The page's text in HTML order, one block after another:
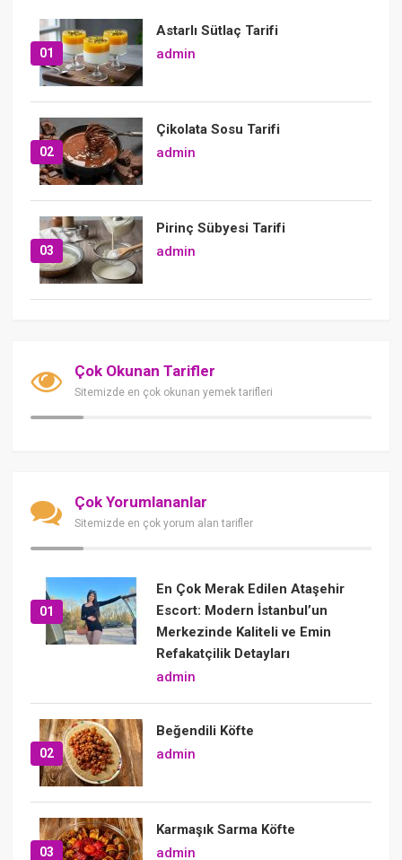
01
Astarlı Sütlaç Tarifi
admin
02
Çikolata Sosu Tarifi
admin
03
Pirinç Sübyesi Tarifi
admin
Çok Okunan Tarifler
Sitemizde en çok okunan yemek tarifleri
Çok Yorumlananlar
Sitemizde en çok yorum alan tarifler
01
En Çok Merak Edilen Ataşehir
Escort: Modern İstanbul’un
Merkezinde Kaliteli ve Emin
Refakatçilik Detayları
admin
02
Beğendili Köfte
admin
03
Karmaşık Sarma Köfte
admin